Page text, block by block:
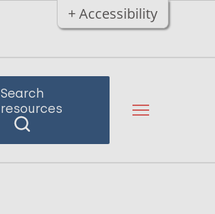
+ Accessibility
Search
resources